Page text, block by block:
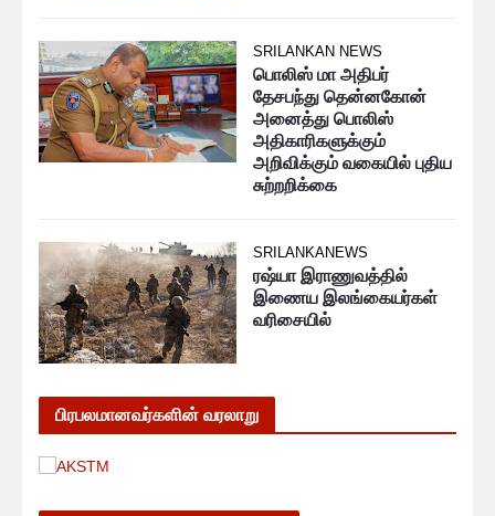
SRILANKAN NEWS
பொலிஸ் மா அதிபர்
தேசபந்து தென்னகோன்
அனைத்து பொலிஸ்
அதிகாரிகளுக்கும்
அறிவிக்கும் வகையில் புதிய
சுற்றறிக்கை
SRILANKANEWS
ரஷ்யா இராணுவத்தில்
இணைய இலங்கையர்கள்
வரிசையில்
பிரபலமானவர்களின் வரலாறு